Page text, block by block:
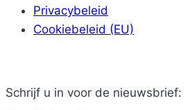
Privacybeleid
Cookiebeleid (EU)
Schrijf u in voor de nieuwsbrief: